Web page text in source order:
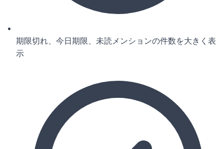
期限切れ、今日期限、未読メンションの件数を大きく表
示